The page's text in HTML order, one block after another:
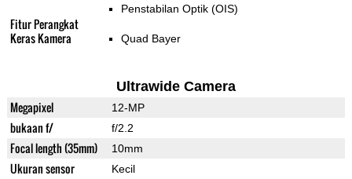
Fitur Perangkat
Keras Kamera
Penstabilan Optik (OIS)
Quad Bayer
Ultrawide Camera
Megapixel 12-MP
bukaan f/ f/2.2
Focal length (35mm) 10mm
Ukuran sensor Kecil